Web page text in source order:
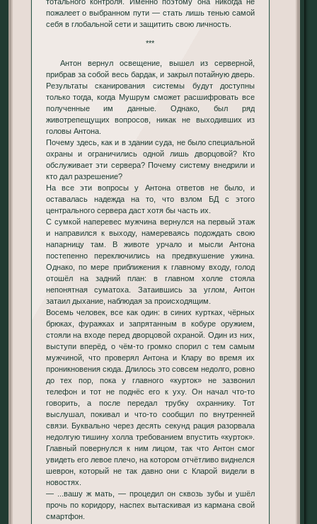
пожалеет о выбранном пути — стать лишь тенью самой
себя в глобальной сети и защитить свою личность.
***
Антон вернул освещение, вышел из серверной,
прибрав за собой весь бардак, и закрыл потайную дверь.
Результаты сканирования системы будут доступны
только тогда, когда Мушрум сможет расшифровать все
полученные им данные. Однако, был ряд
животрепещущих вопросов, никак не выходивших из
головы Антона.
Почему здесь, как и в здании суда, не было специальной
охраны и ограничились одной лишь дворцовой? Кто
обслуживает эти сервера? Почему систему внедрили и
кто дал разрешение?
На все эти вопросы у Антона ответов не было, и
оставалась надежда на то, что взлом БД с этого
центрального сервера даст хотя бы часть их.
С сумкой наперевес мужчина вернулся на первый этаж
и направился к выходу, намереваясь подождать свою
напарницу там. В животе урчало и мысли Антона
постепенно переключились на предвкушение ужина.
Однако, по мере приближения к главному входу, голод
отошёл на задний план: в главном холле стояла
непонятная суматоха. Затаившись за углом, Антон
затаил дыхание, наблюдая за происходящим.
Восемь человек, все как один: в синих куртках, чёрных
брюках, фуражках и запрятанным в кобуре оружием,
стояли на входе перед дворцовой охраной. Один из них,
выступи вперёд, о чём-то громко спорил с тем самым
мужчиной, что проверял Антона и Клару во время их
проникновения сюда. Длилось это совсем недолго, ровно
до тех пор, пока у главного «курток» не зазвонил
телефон и тот не поднёс его к уху. Он начал что-то
говорить, а после передал трубку охраннику. Тот
выслушал, покивал и что-то сообщил по внутренней
связи. Буквально через десять секунд рация разорвала
недолгую тишину холла требованием впустить «курток».
Главный повернулся к ним лицом, так что Антон смог
увидеть его левое плечо, на котором отчётливо виднелся
шеврон, который не так давно они с Кларой видели в
новостях.
— ...вашу ж мать, — процедил он сквозь зубы и ушёл
прочь по коридору, наспех вытаскивая из кармана свой
смартфон.